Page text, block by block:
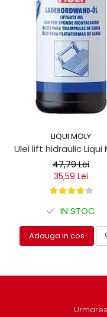
LIQUI MOLY
Ulei lift hidraulic Liqui
47,79 Lei
35,59 Lei
IN STOC
Adauga in cos